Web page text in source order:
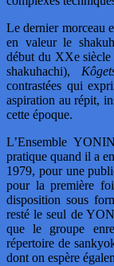
Le dernier morceau
en valeur le
début du XXe
shakuhachi),
contrastées qui
aspiration au répit,
cette époque.
L’Ensemble
pratique quand il a
1979, pour une
pour la première
disposition sous
resté le seul de
que le groupe
répertoire de
dont on espère